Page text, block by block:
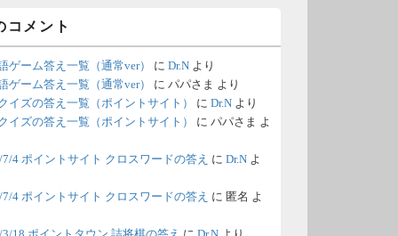
しまいそうです。申し訳ござ
せん。
1:39 （Dr.N）
の都合が付かないため、6月18
更新は休みます。申し訳あり
ん。
4:39 （Dr.N）
コメント
ゲーム答え一覧（通常ver） に Dr.N より
ゲーム答え一覧（通常ver）
に パパさま より
イズの答え一覧（ポイントサイト）
に Dr.N より
イズの答え一覧（ポイントサイト）
に パパさま よ
7/4 ポイントサイト クロスワードの答え に Dr.N よ
7/4 ポイントサイト クロスワードの答え に 匿名 よ